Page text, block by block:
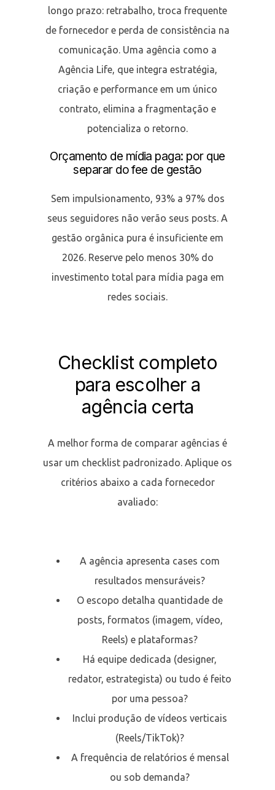
longo prazo: retrabalho, troca frequente
de fornecedor e perda de consistência na
comunicação. Uma agência como a
Agência Life, que integra estratégia,
criação e performance em um único
contrato, elimina a fragmentação e
potencializa o retorno.
Orçamento de mídia paga: por que
separar do fee de gestão
Sem impulsionamento, 93% a 97% dos
seus seguidores não verão seus posts. A
gestão orgânica pura é insuficiente em
2026. Reserve pelo menos 30% do
investimento total para mídia paga em
redes sociais.
Checklist completo
para escolher a
agência certa
A melhor forma de comparar agências é
usar um checklist padronizado. Aplique os
critérios abaixo a cada fornecedor
avaliado:
A agência apresenta cases com
resultados mensuráveis?
O escopo detalha quantidade de
posts, formatos (imagem, vídeo,
Reels) e plataformas?
Há equipe dedicada (designer,
redator, estrategista) ou tudo é feito
por uma pessoa?
Inclui produção de vídeos verticais
(Reels/TikTok)?
A frequência de relatórios é mensal
ou sob demanda?